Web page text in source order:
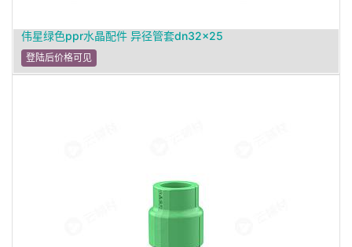
伟星绿色ppr水晶配件 异径管套dn32×25
登陆后价格可见